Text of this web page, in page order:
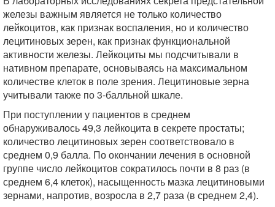
железы важным является не только количество
лейкоцитов, как признак воспаления, но и количество
лецитиновых зерен, как признак функциональной
активности железы. Лейкоциты мы подсчитывали в
нативном препарате, основываясь на максимальном
количестве клеток в поле зрения. Лецитиновые зерна
учитывали также по 3-балльной шкале.
При поступлении у пациентов в среднем
обнаруживалось 49,3 лейкоцита в секрете простаты;
количество лецитиновых зерен соответствовало в
среднем 0,9 балла. По окончании лечения в основной
группе число лейкоцитов сократилось почти в 8 раз (в
среднем 6,4 клеток), насыщенность мазка лецитиновыми
зернами, напротив, возросла в 2,7 раза (в среднем 2,4).